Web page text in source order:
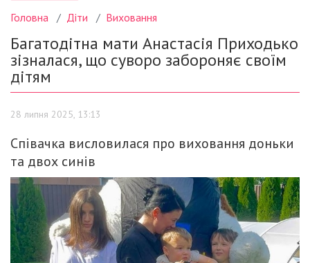
Головна Діти Виховання
Багатодітна мати Анастасія Приходько
зізналася, що суворо забороняє своїм
дітям
28 липня 2025, 13:13
Співачка висловилася про виховання доньки
та двох синів